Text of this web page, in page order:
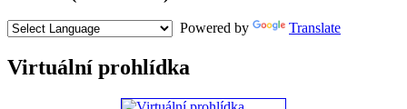
Powered by Translate
Virtuální prohlídka